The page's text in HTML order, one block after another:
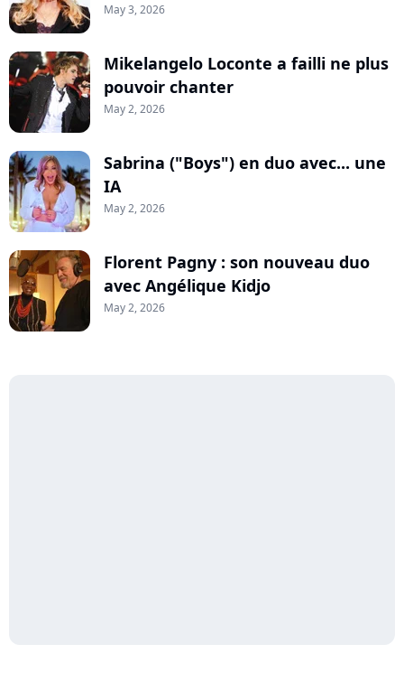
May 3, 2026
Mikelangelo Loconte a failli ne plus
pouvoir chanter
May 2, 2026
Sabrina ("Boys") en duo avec... une
IA
May 2, 2026
Florent Pagny : son nouveau duo
avec Angélique Kidjo
May 2, 2026